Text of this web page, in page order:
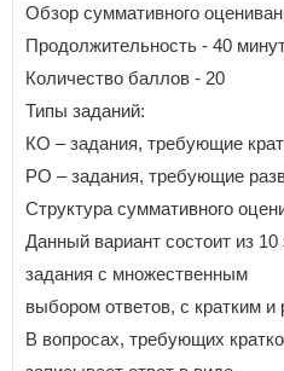
Обзор суммативного
Продолжительность - 40
Количество баллов - 20
Типы заданий:
КО – задания, требующие
РО – задания, требующие
Структура суммативного
Данный вариант состоит из
задания с множественным
выбором ответов, с кратким и
В вопросах, требующих